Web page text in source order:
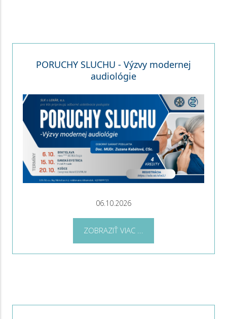
PORUCHY SLUCHU - Výzvy modernej
audiológie
06.10.2026
ZOBRAZIŤ VIAC ...